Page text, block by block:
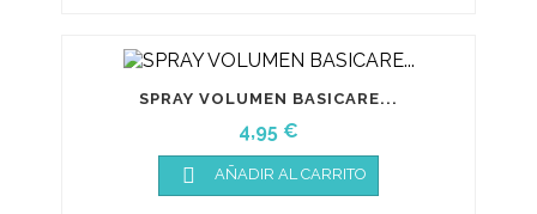
SPRAY VOLUMEN BASICARE...
Precio
4,95 €
 AÑADIR AL CARRITO